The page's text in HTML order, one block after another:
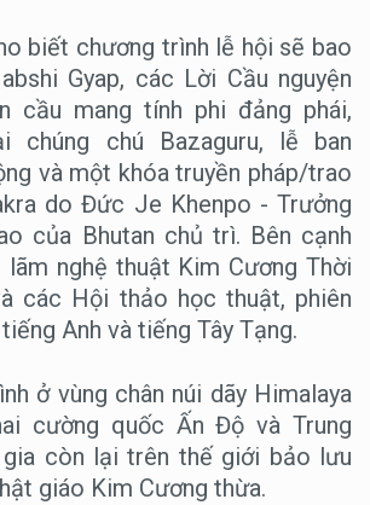
biết chương trình lễ hội sẽ bao
Gyap, các Lời Cầu nguyện
cầu mang tính phi đảng phái,
chúng chú Bazaguru, lễ ban
và một khóa truyền pháp/trao
do Đức Je Khenpo - Trưởng
của Bhutan chủ trì. Bên cạnh
nghệ thuật Kim Cương Thời
các Hội thảo học thuật, phiên
Anh và tiếng Tây Tạng.
ở vùng chân núi dãy Himalaya
cường quốc Ấn Độ và Trung
gia còn lại trên thế giới bảo lưu
giáo Kim Cương thừa.